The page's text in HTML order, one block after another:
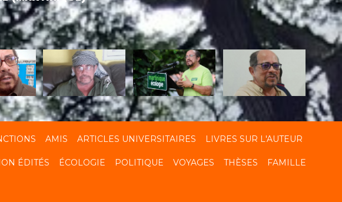
AMIS ARTICLES UNIVERSITAIRES LIVRES SUR L'AUTEUR
ÉDITÉS ÉCOLOGIE POLITIQUE VOYAGES THÈSES FAMILLE